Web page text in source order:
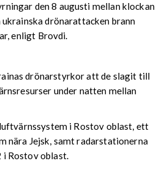
den 8 augusti mellan klockan
drönarattacken brann
enligt Brovdi.
drönarstyrkor att de slagit till
under natten mellan
i Rostov oblast, ett
nära Jejsk, samt radarstationerna
i Rostov oblast.